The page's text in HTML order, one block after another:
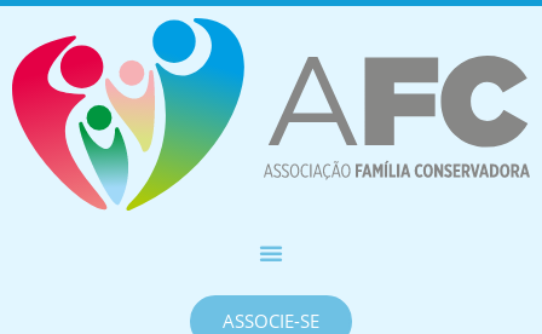
ASSOCIE-SE